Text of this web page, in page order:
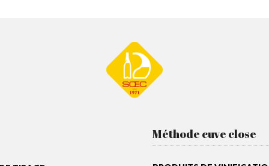
Méthode cuve close